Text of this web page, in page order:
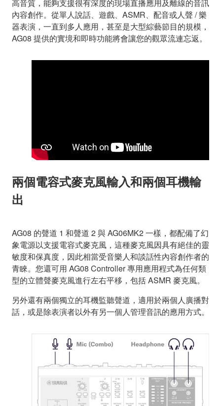
高音質，能夠支援很有深度的現場直播應用及離線的音訊
內容創作。從單人說話、遊戲、ASMR、配音或人聲 / 樂
器表演，一直到多人應用，甚至是大型綜藝節目的規模，
AG08 提供的實境和即時功能將會讓您的觀眾流連忘返。
兩個電容式麥克風輸入和兩個耳機輸
出
AG08 的聲道 1 和聲道 2 與 AG06MK2 一樣，都配備了幻
象電源以支援電容式麥克風，這種麥克風因具有絕佳的靈
敏度和保真度，因此相當受音樂人和談話性內容創作者的
青睞。您還可用 AG08 Controller 專用應用程式為任何類
型的立體聲麥克風進行左右平移，包括 ASMR 麥克風。
另外還有兩個獨立的耳機監聽聲道，適用於兩個人廣播對
話，或是除表演者以外有另一個人管理音訊的應用方式。